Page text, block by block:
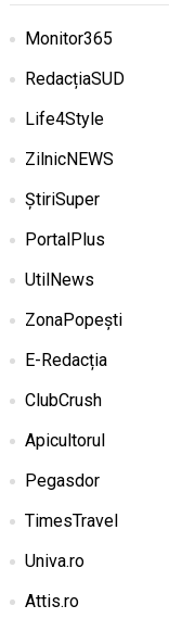
Monitor365
RedacțiaSUD
Life4Style
ZilnicNEWS
ȘtiriSuper
PortalPlus
UtilNews
ZonaPopești
E-Redacția
ClubCrush
Apicultorul
Pegasdor
TimesTravel
Univa.ro
Attis.ro